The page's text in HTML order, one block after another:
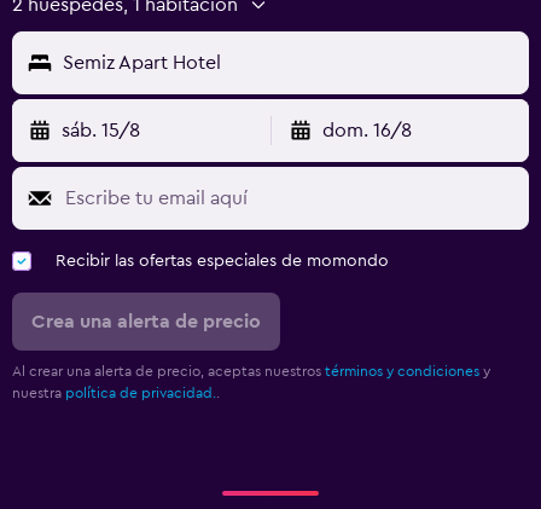
2 huéspedes, 1 habitación
Semiz Apart Hotel
sáb. 15/8 dom. 16/8
Recibir las ofertas especiales de momondo
Crea una alerta de precio
Al crear una alerta de precio, aceptas nuestros términos y condiciones y
nuestra política de privacidad.